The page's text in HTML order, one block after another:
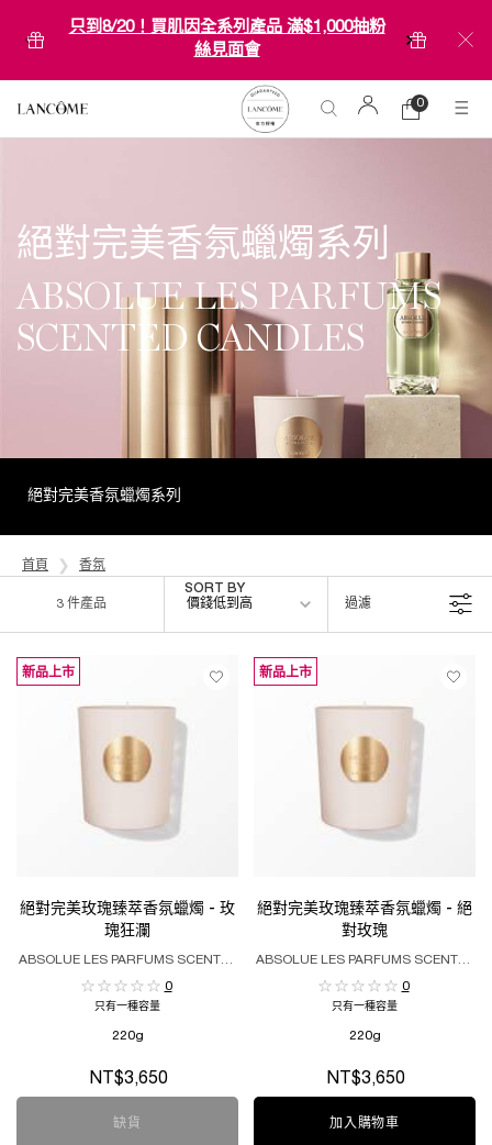
只到8/20！買肌因全系列產品 滿$1,000抽粉
絲見面會
購
物
0
0 product in
絕對完美香氛蠟燭系列
ABSOLUE LES PARFUMS
SCENTED CANDLES
絕對完美香氛蠟燭系列
首頁 香氛
3 件產品
Sort by
價錢低到高
SORT BY
過濾
FILTER MENU
新品上市
絕對完美玫瑰臻萃香氛蠟燭 - 玫
瑰狂瀾​
ABSOLUE LES PARFUMS SCENTED
0
只有一種容量
220g
NT$3,650
缺貨 絕對完美玫瑰臻萃香氛蠟燭 - 玫瑰狂瀾​
新品上市
絕對完美玫瑰臻萃香氛蠟燭 - 絕
對玫瑰​
ABSOLUE LES PARFUMS SCENTED
0
只有一種容量
220g
NT$3,650
加入購物車